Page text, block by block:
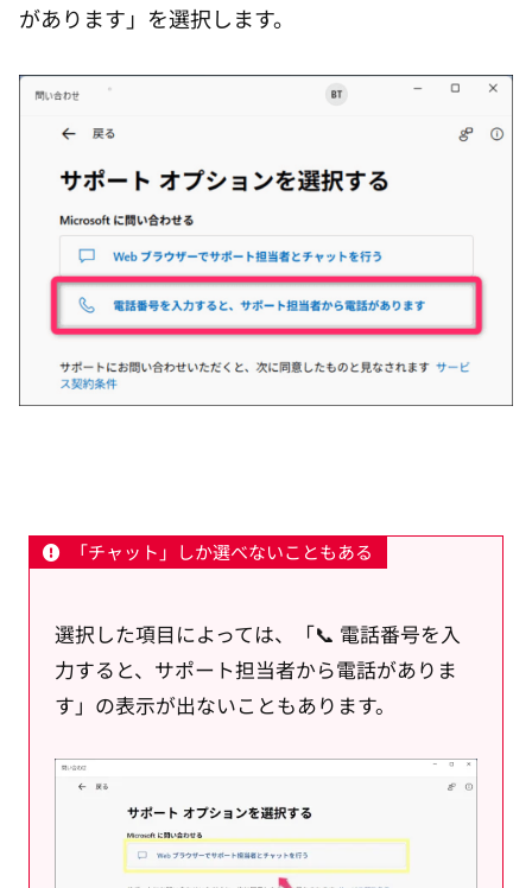
があります」を選択します。
「チャット」しか選べないこともある
選択した項目によっては、「📞 電話番号を入
力すると、サポート担当者から電話がありま
す」の表示が出ないこともあります。